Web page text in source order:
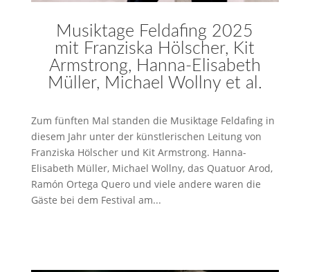
Musiktage Feldafing 2025
mit Franziska Hölscher, Kit
Armstrong, Hanna-Elisabeth
Müller, Michael Wollny et al.
Zum fünften Mal standen die Musiktage Feldafing in
diesem Jahr unter der künstlerischen Leitung von
Franziska Hölscher und Kit Armstrong. Hanna-
Elisabeth Müller, Michael Wollny, das Quatuor Arod,
Ramón Ortega Quero und viele andere waren die
Gäste bei dem Festival am...